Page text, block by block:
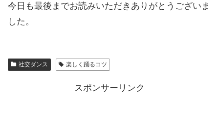
今日も最後までお読みいただきありがとうございま
した。
社交ダンス 楽しく踊るコツ
スポンサーリンク